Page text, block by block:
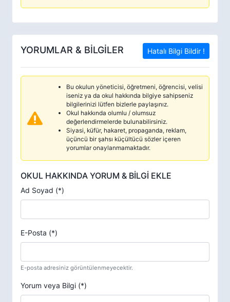
YORUMLAR & BİLGİLER Hatalı Bilgi Bildir !
Bu okulun yöneticisi, öğretmeni, öğrencisi, velisi
iseniz ya da okul hakkında bilgiye sahipseniz
bilgilerinizi lütfen bizlerle paylaşınız.
Okul hakkında olumlu / olumsuz
değerlendirmelerde bulunabilirsiniz.
Siyasi, küfür, hakaret, propaganda, reklam,
üçüncü bir şahsı küçültücü sözler içeren
yorumlar onaylanmamaktadır.
OKUL HAKKINDA YORUM & BİLGİ EKLE
Ad Soyad (*)
E-Posta (*)
E-posta adresiniz görüntülenmeyecektir.
Yorum veya Bilgi (*)